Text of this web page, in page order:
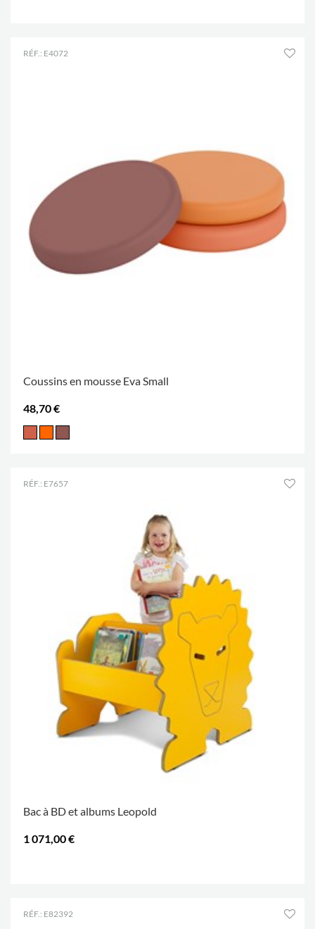
RÉF.: E4072
Coussins en mousse Eva Small
48,70 €
RÉF.: E7657
Bac à BD et albums Leopold
1 071,00 €
RÉF.: E82392